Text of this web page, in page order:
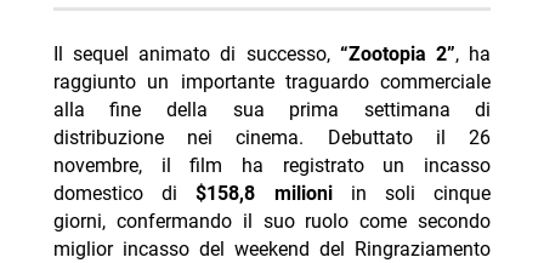
settembre
- The Simpsons Yellow Mirror: arriva su Disney+
- Star Wars Visions Ninth Jedi su Disney+ 5/8
- Greta favole vere Disney+ dal 6/8
- Migliori serie Disney Plus agosto 2026: 5 titoli top
Il sequel animato di successo, “Zootopia 2”, ha
raggiunto un importante traguardo commerciale
alla fine della sua prima settimana di
distribuzione nei cinema. Debuttato il 26
novembre, il film ha registrato un incasso
domestico di$158,8 milioniin soli cinque
giorni, confermando il suo ruolo come secondo
miglior incasso del weekend del Ringraziamento